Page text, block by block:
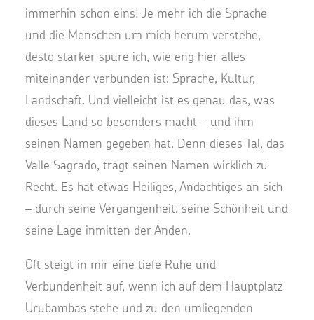
immerhin schon eins! Je mehr ich die Sprache
und die Menschen um mich herum verstehe,
desto stärker spüre ich, wie eng hier alles
miteinander verbunden ist: Sprache, Kultur,
Landschaft. Und vielleicht ist es genau das, was
dieses Land so besonders macht – und ihm
seinen Namen gegeben hat. Denn dieses Tal, das
Valle Sagrado, trägt seinen Namen wirklich zu
Recht. Es hat etwas Heiliges, Andächtiges an sich
– durch seine Vergangenheit, seine Schönheit und
seine Lage inmitten der Anden.
Oft steigt in mir eine tiefe Ruhe und
Verbundenheit auf, wenn ich auf dem Hauptplatz
Urubambas stehe und zu den umliegenden